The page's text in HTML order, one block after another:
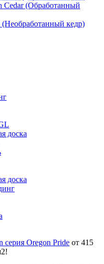
Cedar (Обработанный
(Необработанный кедр)
доска
доска
серия Oregon Pride от 415